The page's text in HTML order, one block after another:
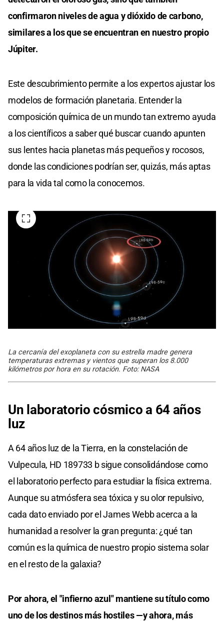
confirmaron niveles de agua y dióxido de carbono,
similares a los que se encuentran en nuestro propio
Júpiter.
Este descubrimiento permite a los expertos ajustar los
modelos de formación planetaria. Entender la
composición química de un mundo tan extremo ayuda
a los científicos a saber qué buscar cuando apunten
sus lentes hacia planetas más pequeños y rocosos,
donde las condiciones podrían ser, quizás, más aptas
para la vida tal como la conocemos.
La cercanía del exoplaneta con su estrella madre genera
temperaturas extremas y vientos que superan los 8.000
kilómetros por hora en su rotación. Foto: NASA
Un laboratorio cósmico a 64 años
luz
A 64 años luz de la Tierra, en la constelación de
Vulpecula, HD 189733 b sigue consolidándose como
el laboratorio perfecto para estudiar la física extrema.
Aunque su atmósfera sea tóxica y su olor repulsivo,
cada dato enviado por el James Webb acerca a la
humanidad a resolver la gran pregunta: ¿qué tan
común es la química de nuestro propio sistema solar
en el resto de la galaxia?
Por ahora, el "infierno azul" mantiene su título como
uno de los destinos más hostiles —y ahora, más